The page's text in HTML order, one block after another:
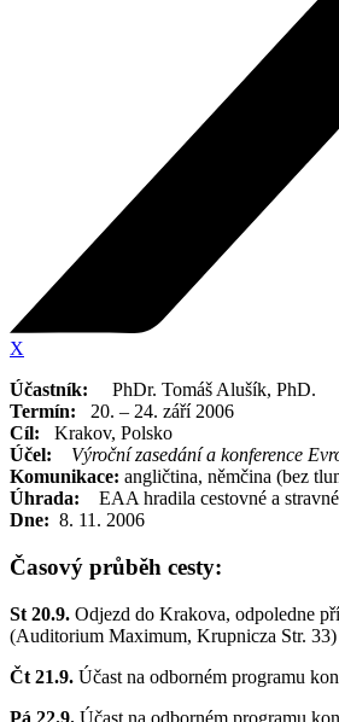
X
Účastník:
PhDr. Tomáš Alušík, PhD.
Termín: 20. – 24. září 2006
Cíl: Krakov, Polsko
Účel:
Výroční zasedání a konference
Komunikace: angličtina, němčina (bez
Úhrada:
EAA hradila cestovné a
Dne: 8. 11. 2006
Časový průběh cesty:
St 20.9. Odjezd do Krakova, odpoledne
(Auditorium Maximum, Krupnicza Str. 33)
Čt 21.9. Účast na odborném programu
Pá 22.9. Účast na odborném programu